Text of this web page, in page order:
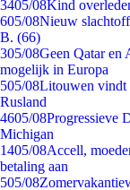
3405/08Kind
605/08Nieuw
B. (66)
305/08Geen Qatar en
mogelijk in Europa
505/08Litouwen vindt
Rusland
4605/08Progressieve
Michigan
1405/08Accell,
betaling aan
505/08